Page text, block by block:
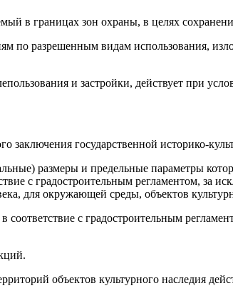
в границах зон охраны, в целях
по разрешенным видам использования,
и застройки, действует при
государственной историко-
размеры и предельные параметры
с градостроительным регламентом, за
для окружающей среды, объектов
соответствие с градостроительным
объектов культурного наследия